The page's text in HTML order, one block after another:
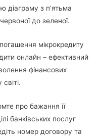
діаграму з п’ятьма
до зеленої.
мікрокредиту
онлайн – ефективний
фінансових
про бажання її
банківських послуг
номер договору та